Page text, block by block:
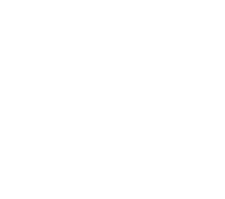
estamos aquí para hacer
tenemos para ofrecerte en
en Sodimac
para tus proyectos y
lo que tenemos para